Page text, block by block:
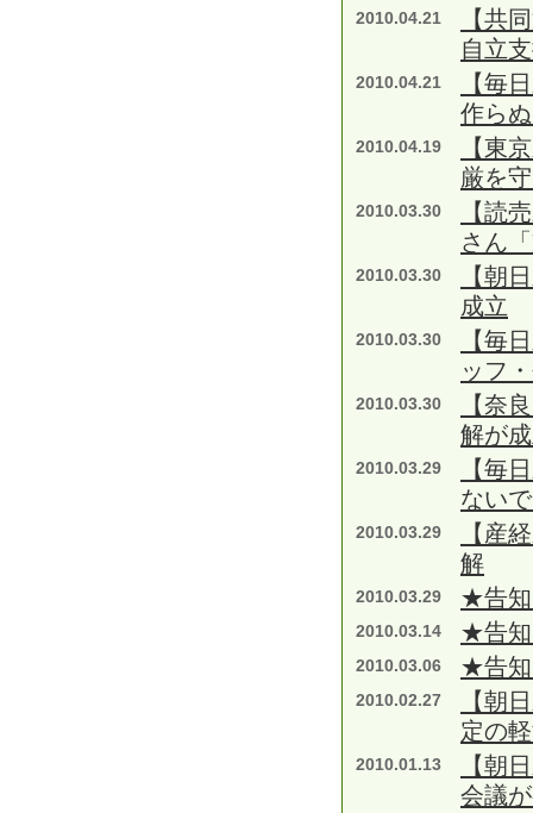
2010.04.21
【共
自立
2010.04.21
【毎
作ら
2010.04.19
【東
厳を
2010.03.30
【読
さん
2010.03.30
【朝
成立
2010.03.30
【毎
ッフ
2010.03.30
【奈
解が
2010.03.29
【毎
ない
2010.03.29
【産
解
2010.03.29 ★告
2010.03.14 ★告
2010.03.06 ★告
2010.02.27
【朝
定の
2010.01.13
【朝
会議